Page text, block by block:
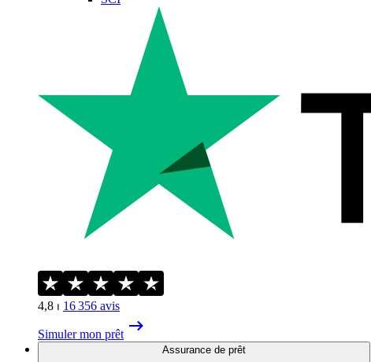
4,8 ⏐ 16 356 avis
Simuler mon prêt
Assurance de prêt